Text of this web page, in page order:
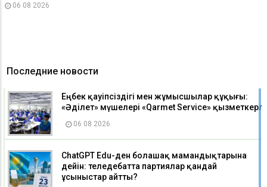
06 08 2026
Последние новости
Еңбек қауіпсіздігі мен жұмысшылар құқығы:
«Әділет» мүшелері «Qarmet Service»
06 08 2026
ChatGPT Edu-ден болашақ мамандықтарына
дейін: теледебатта партиялар қандай
ұсыныстар айтты?